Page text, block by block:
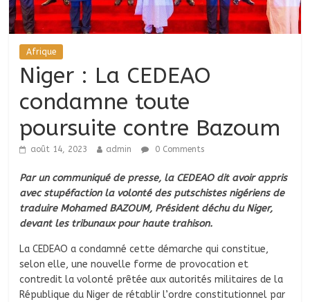
Afrique
Niger : La CEDEAO
condamne toute
poursuite contre Bazoum
août 14, 2023 admin 0 Comments
Par un communiqué de presse, la CEDEAO dit avoir appris
avec stupéfaction la volonté des putschistes nigériens de
traduire Mohamed BAZOUM, Président déchu du Niger,
devant les tribunaux pour haute trahison.
La CEDEAO a condamné cette démarche qui constitue,
selon elle, une nouvelle forme de provocation et
contredit la volonté prêtée aux autorités militaires de la
République du Niger de rétablir l’ordre constitutionnel par